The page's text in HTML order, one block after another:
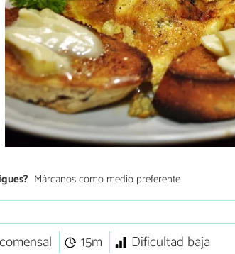
Márcanos como medio preferente
15m
Dificultad baja